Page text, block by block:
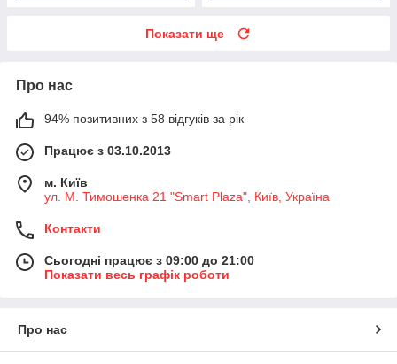
Показати ще
Про нас
94% позитивних з 58 відгуків за рік
Працює з 03.10.2013
м. Київ
ул. М. Тимошенка 21 "Smart Plaza", Київ, Україна
Контакти
Сьогодні працює з 09:00 до 21:00
Показати весь графік роботи
Про нас